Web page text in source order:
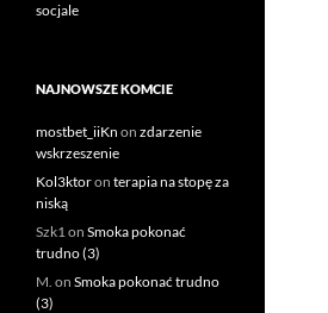
socjale
NAJNOWSZE KOMCIE
mostbet_iiKn on zdarzenie
wskrzeszenie
Kol3ktoron terapia na stopę za
niską
Szk1on Smoka pokonać
trudno (3)
M. on Smoka pokonać trudno
(3)